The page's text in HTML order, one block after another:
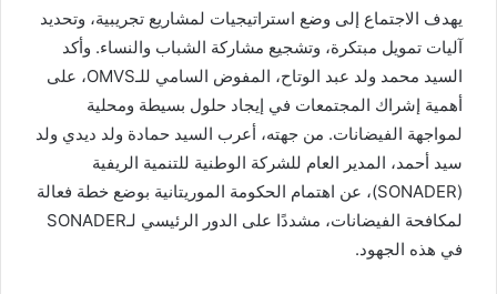
يهدف الاجتماع إلى وضع استراتيجيات لمشاريع تجريبية، وتحديد
آليات تمويل مبتكرة، وتشجيع مشاركة الشباب والنساء. وأكد
السيد محمد ولد عبد الوتاح، المفوض السامي للـOMVS، على
أهمية إشراك المجتمعات في إيجاد حلول بسيطة ومحلية
لمواجهة الفيضانات. من جهته، أعرب السيد حمادة ولد ديدي ولد
سيد أحمد، المدير العام للشركة الوطنية للتنمية الريفية
(SONADER)، عن اهتمام الحكومة الموريتانية بوضع خطة فعالة
لمكافحة الفيضانات، مشددًا على الدور الرئيسي لـSONADER
في هذه الجهود.